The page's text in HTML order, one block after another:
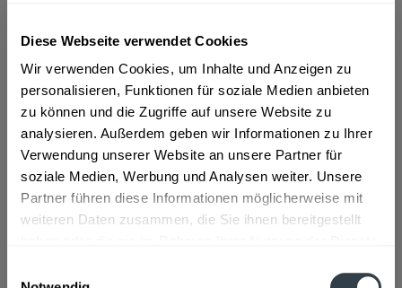
Diese Webseite verwendet Cookies
Wir verwenden Cookies, um Inhalte und Anzeigen zu
personalisieren, Funktionen für soziale Medien anbieten
zu können und die Zugriffe auf unsere Website zu
analysieren. Außerdem geben wir Informationen zu Ihrer
Verwendung unserer Website an unsere Partner für
soziale Medien, Werbung und Analysen weiter. Unsere
Partner führen diese Informationen möglicherweise mit
weiteren Daten zusammen, die Sie ihnen bereitgestellt
MEHRWEG
+3,10 € Pfand
In denWarenkorb
Artikel-Nr.:
31187
Verfügbar in:
Beschreibung